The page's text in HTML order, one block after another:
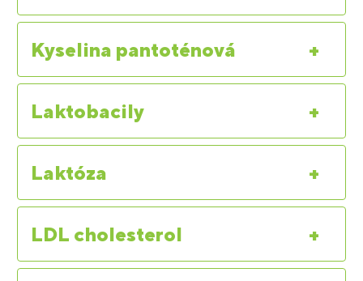
+
Kyselina pantoténová
+
Laktobacily
+
Laktóza
+
LDL cholesterol